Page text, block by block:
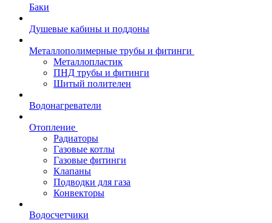
Баки
Душевые кабины и поддоны
Металлополимерные трубы и фитинги
Металлопластик
ПНД трубы и фитинги
Шитый полителен
Водонагреватели
Отопление
Радиаторы
Газовые котлы
Газовые фитинги
Клапаны
Подводки для газа
Конвекторы
Водосчетчики